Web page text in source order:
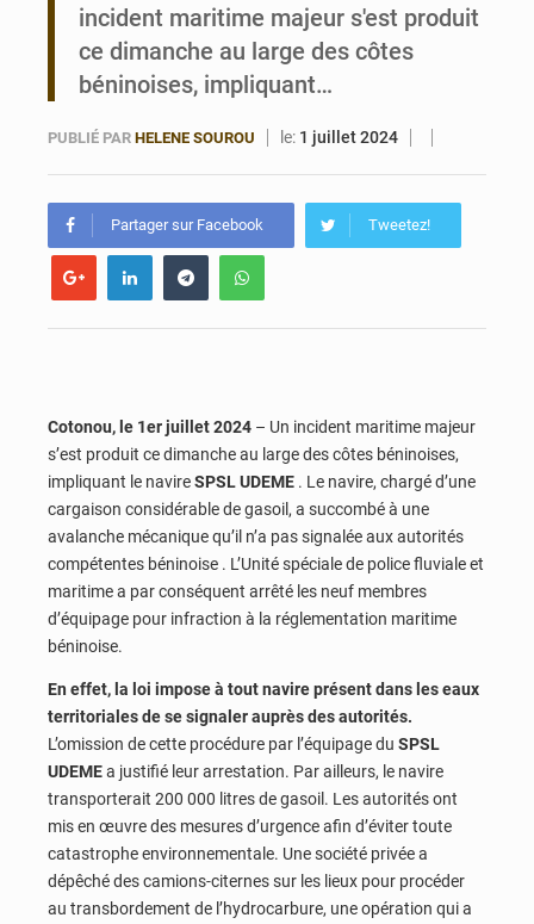
incident maritime majeur s'est produit
ce dimanche au large des côtes
béninoises, impliquant…
PUBLIÉ PAR HELENE SOUROU le: 1 juillet 2024
Partager sur Facebook Tweetez!
Cotonou, le 1er juillet 2024 – Un incident maritime majeur
s’est produit ce dimanche au large des côtes béninoises,
impliquant le navireSPSL UDEME . Le navire, chargé d’une
cargaison considérable de gasoil, a succombé à une
avalanche mécanique qu’il n’a pas signalée aux autorités
compétentes béninoise . L’Unité spéciale de police fluviale et
maritime a par conséquent arrêté les neuf membres
d’équipage pour infraction à la réglementation maritime
béninoise.
En effet, la loi impose à tout navire présent dans les eaux
territoriales de se signaler auprès des autorités.
L’omission de cette procédure par l’équipage du SPSL
UDEMEa justifié leur arrestation. Par ailleurs, le navire
transporterait 200 000 litres de gasoil. Les autorités ont
mis en œuvre des mesures d’urgence afin d’éviter toute
catastrophe environnementale. Une société privée a
dépêché des camions-citernes sur les lieux pour procéder
au transbordement de l’hydrocarbure, une opération qui a